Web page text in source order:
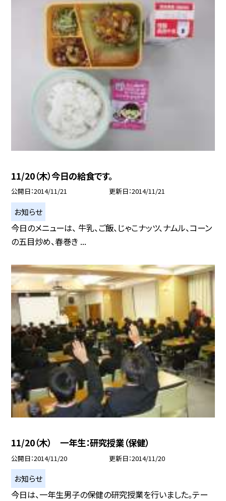
11/20（木）今日の給食です。
公開日 2014/11/21 更新日 2014/11/21
お知らせ
今日のメニューは、 牛乳、ご飯、じゃこナッツ、ナムル、コーン
の五目炒め、春巻き ...
11/20（木） 一年生：研究授業（保健）
公開日 2014/11/20 更新日 2014/11/20
お知らせ
今日は、一年生男子の保健の研究授業を行いました。テー